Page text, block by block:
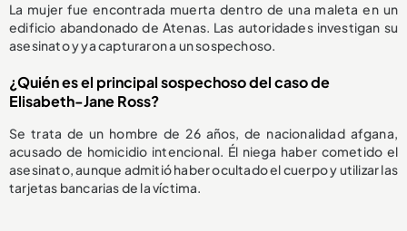
La mujer fue encontrada muerta dentro de una maleta en un
edificio abandonado de Atenas. Las autoridades investigan su
asesinato y ya capturaron a un sospechoso.
¿Quién es el principal sospechoso del caso de
Elisabeth-Jane Ross?
Se trata de un hombre de 26 años, de nacionalidad afgana,
acusado de homicidio intencional. Él niega haber cometido el
asesinato, aunque admitió haber ocultado el cuerpo y utilizar las
tarjetas bancarias de la víctima.